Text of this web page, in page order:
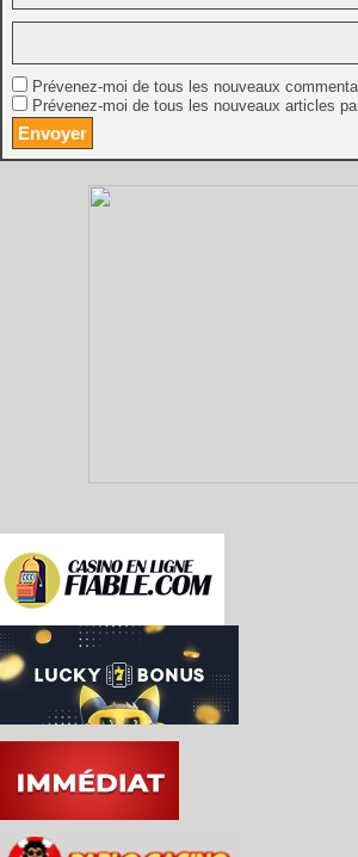
Prévenez-moi de tous les nouveaux
Prévenez-moi de tous les nouveaux articles